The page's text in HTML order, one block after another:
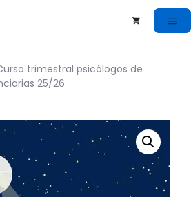
trimestral psicólogos de
25/26